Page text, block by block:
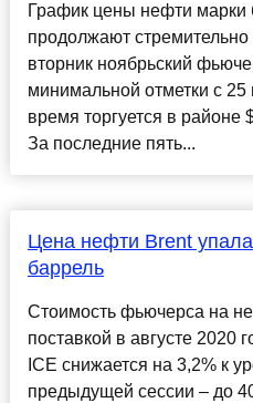
График цены нефти
продолжают стремительно
вторник ноябрьский
минимальной отметки с
время торгуется в районе
За последние пять...
Цена нефти Brent
баррель
Стоимость фьючерса на
поставкой в августе 2020
ICE снижается на 3,2% к
предыдущей сессии – до